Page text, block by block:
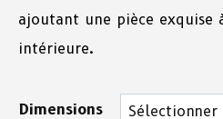
ajoutant une pièce exquise
intérieure.
Dimensions